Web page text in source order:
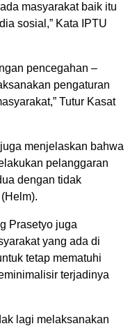
masyarakat baik itu
sosial,” Kata IPTU
pencegahan –
pengaturan
Tutur Kasat
menjelaskan bahwa
pelanggaran
dengan tidak
Prasetyo juga
yang ada di
tetap mematuhi
terjadinya
lagi melaksanakan